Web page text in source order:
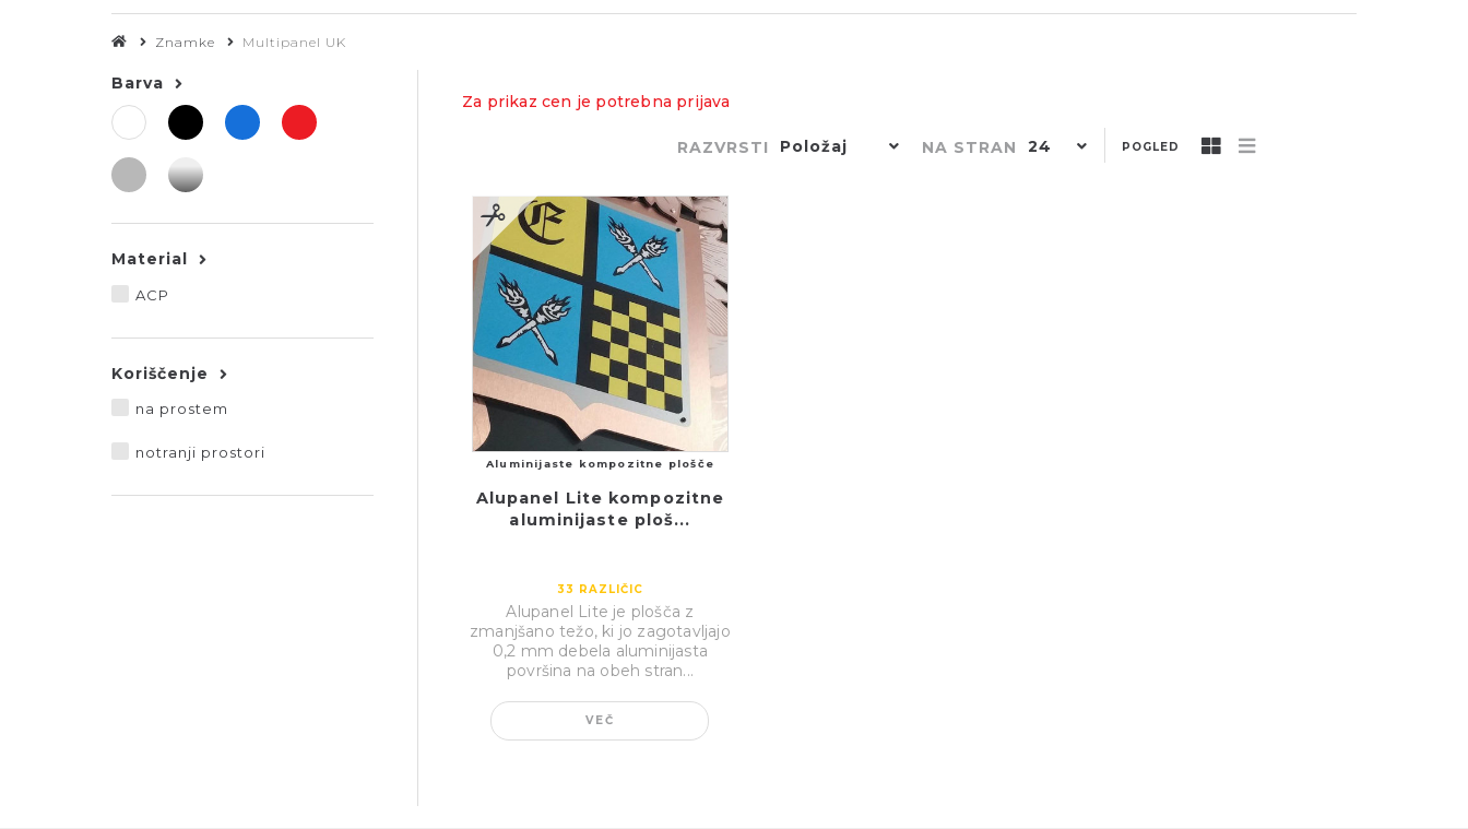
Znamke Multipanel UK
Barva
Material
ACP
Koriščenje
na prostem
notranji prostori
Za prikaz cen je potrebna prijava
RAZVRSTI Položaj NA STRAN 24 POGLED
Aluminijaste kompozitne plošče
Alupanel Lite kompozitne
aluminijaste ploš...
33 RAZLIČIC
Alupanel Lite je plošča z
zmanjšano težo, ki jo zagotavljajo
0,2 mm debela aluminijasta
površina na obeh stran...
VEČ